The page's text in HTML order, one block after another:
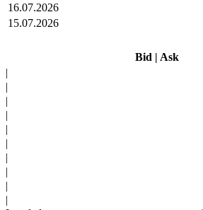
16.07.2026
15.07.2026
Bid | Ask
|
|
|
|
|
|
|
|
|
|